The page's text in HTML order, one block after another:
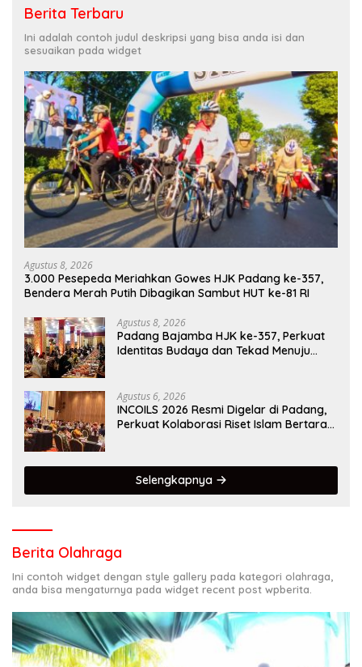
Berita Terbaru
Ini adalah contoh judul deskripsi yang bisa anda isi dan
sesuaikan pada widget
Agustus 8, 2026
3.000 Pesepeda Meriahkan Gowes HJK Padang ke-357,
Bendera Merah Putih Dibagikan Sambut HUT ke-81 RI
Agustus 8, 2026
Padang Bajamba HJK ke-357, Perkuat
Identitas Budaya dan Tekad Menuju
Agustus 6, 2026
INCOILS 2026 Resmi Digelar di Padang,
Perkuat Kolaborasi Riset Islam Bertaraf
Selengkapnya
Berita Olahraga
Ini contoh widget dengan style gallery pada kategori olahraga,
anda bisa mengaturnya pada widget recent post wpberita.